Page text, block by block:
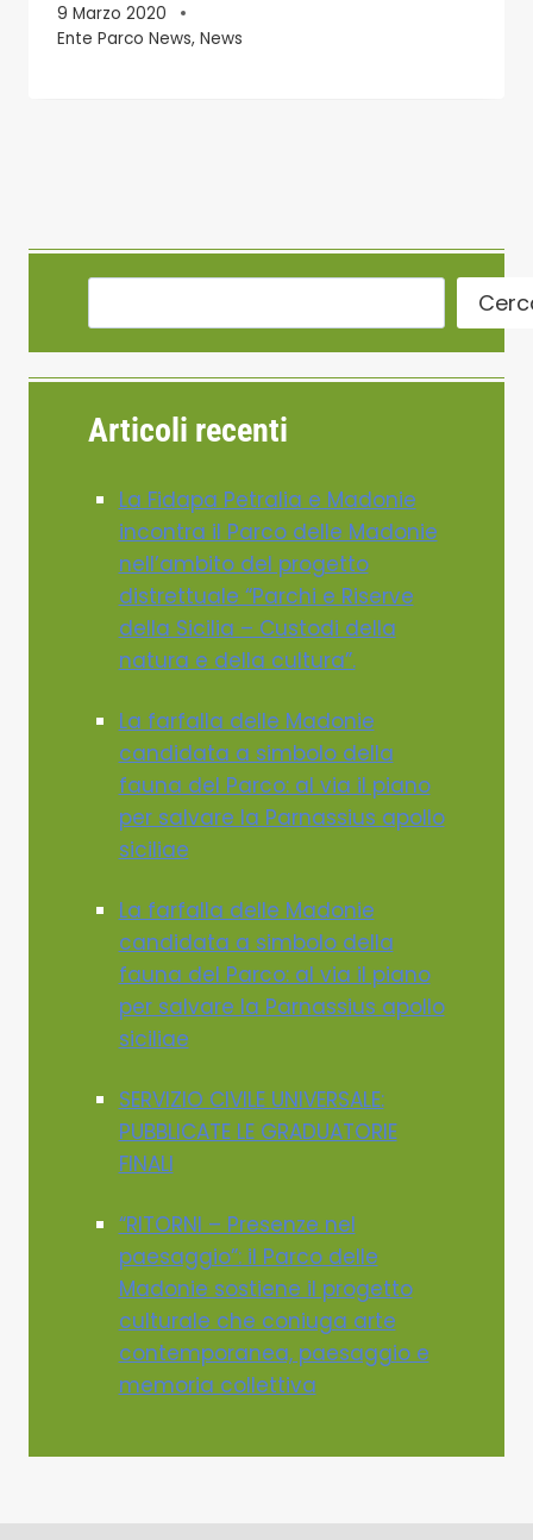
9 Marzo 2020
Ente Parco News, News
Articoli recenti
La Fidapa Petralia e Madonie
incontra il Parco delle Madonie
nell’ambito del progetto
distrettuale “Parchi e Riserve
della Sicilia – Custodi della
natura e della cultura”.
La farfalla delle Madonie
candidata a simbolo della
fauna del Parco: al via il piano
per salvare la Parnassius apollo
siciliae
La farfalla delle Madonie
candidata a simbolo della
fauna del Parco: al via il piano
per salvare la Parnassius apollo
siciliae
SERVIZIO CIVILE UNIVERSALE:
PUBBLICATE LE GRADUATORIE
FINALI
“RITORNI – Presenze nel
paesaggio”: il Parco delle
Madonie sostiene il progetto
culturale che coniuga arte
contemporanea, paesaggio e
memoria collettiva